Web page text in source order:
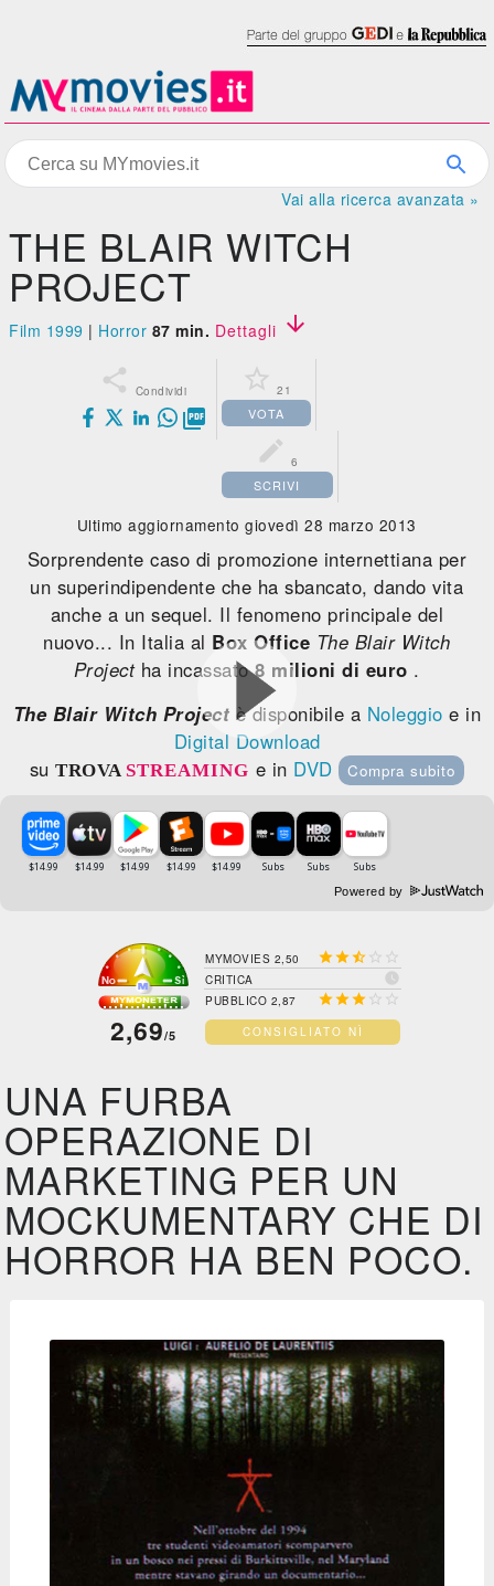
Vai alla ricerca avanzata »
THE BLAIR WITCH
PROJECT
Film 1999 | Horror 87 min. Dettagli 
 Condividi

 21
VOTA
 6
SCRIVI
Ultimo aggiornamento giovedì 28 marzo 2013
Sorprendente caso di promozione internettiana per
un superindipendente che ha sbancato, dando vita
anche a un sequel. Il fenomeno principale del
nuovo... In Italia al Box Office The Blair Witch
Projectha incassato8 milioni di euro .
The Blair Witch Project è disponibile a Noleggio e in
Digital Download
suTROVA STREAMING e in DVD Compra subito
Powered by
2,69/5
MYMOVIES 2,50   
CRITICA 
PUBBLICO 2,87   
CONSIGLIATO NÌ
UNA FURBA
OPERAZIONE DI
MARKETING PER UN
MOCKUMENTARY CHE DI
HORROR HA BEN POCO.